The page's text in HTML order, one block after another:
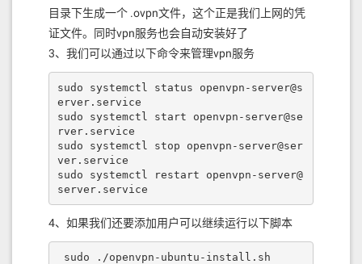
目录下生成一个 .ovpn文件，这个正是我们上网的凭
证文件。同时vpn服务也会自动安装好了
3、我们可以通过以下命令来管理vpn服务
sudo systemctl status openvpn-server@s
erver.service
sudo systemctl start openvpn-server@se
rver.service
sudo systemctl stop openvpn-server@ser
ver.service
sudo systemctl restart openvpn-server@
server.service
4、如果我们还要添加用户可以继续运行以下脚本
sudo ./openvpn-ubuntu-install.sh